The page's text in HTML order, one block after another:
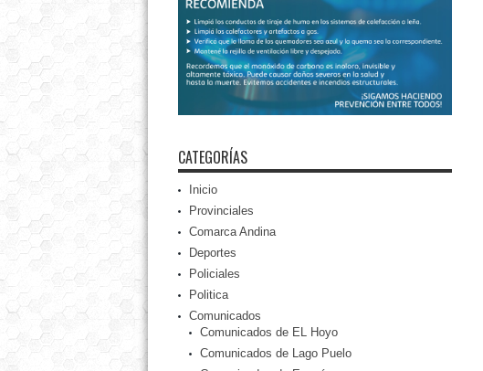
CATEGORÍAS
Inicio
Provinciales
Comarca Andina
Deportes
Policiales
Politica
Comunicados
Comunicados de EL Hoyo
Comunicados de Lago Puelo